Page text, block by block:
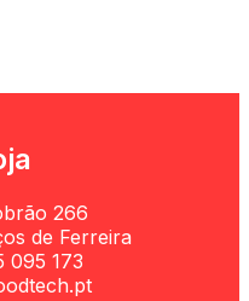
266
de Ferreira
095 173